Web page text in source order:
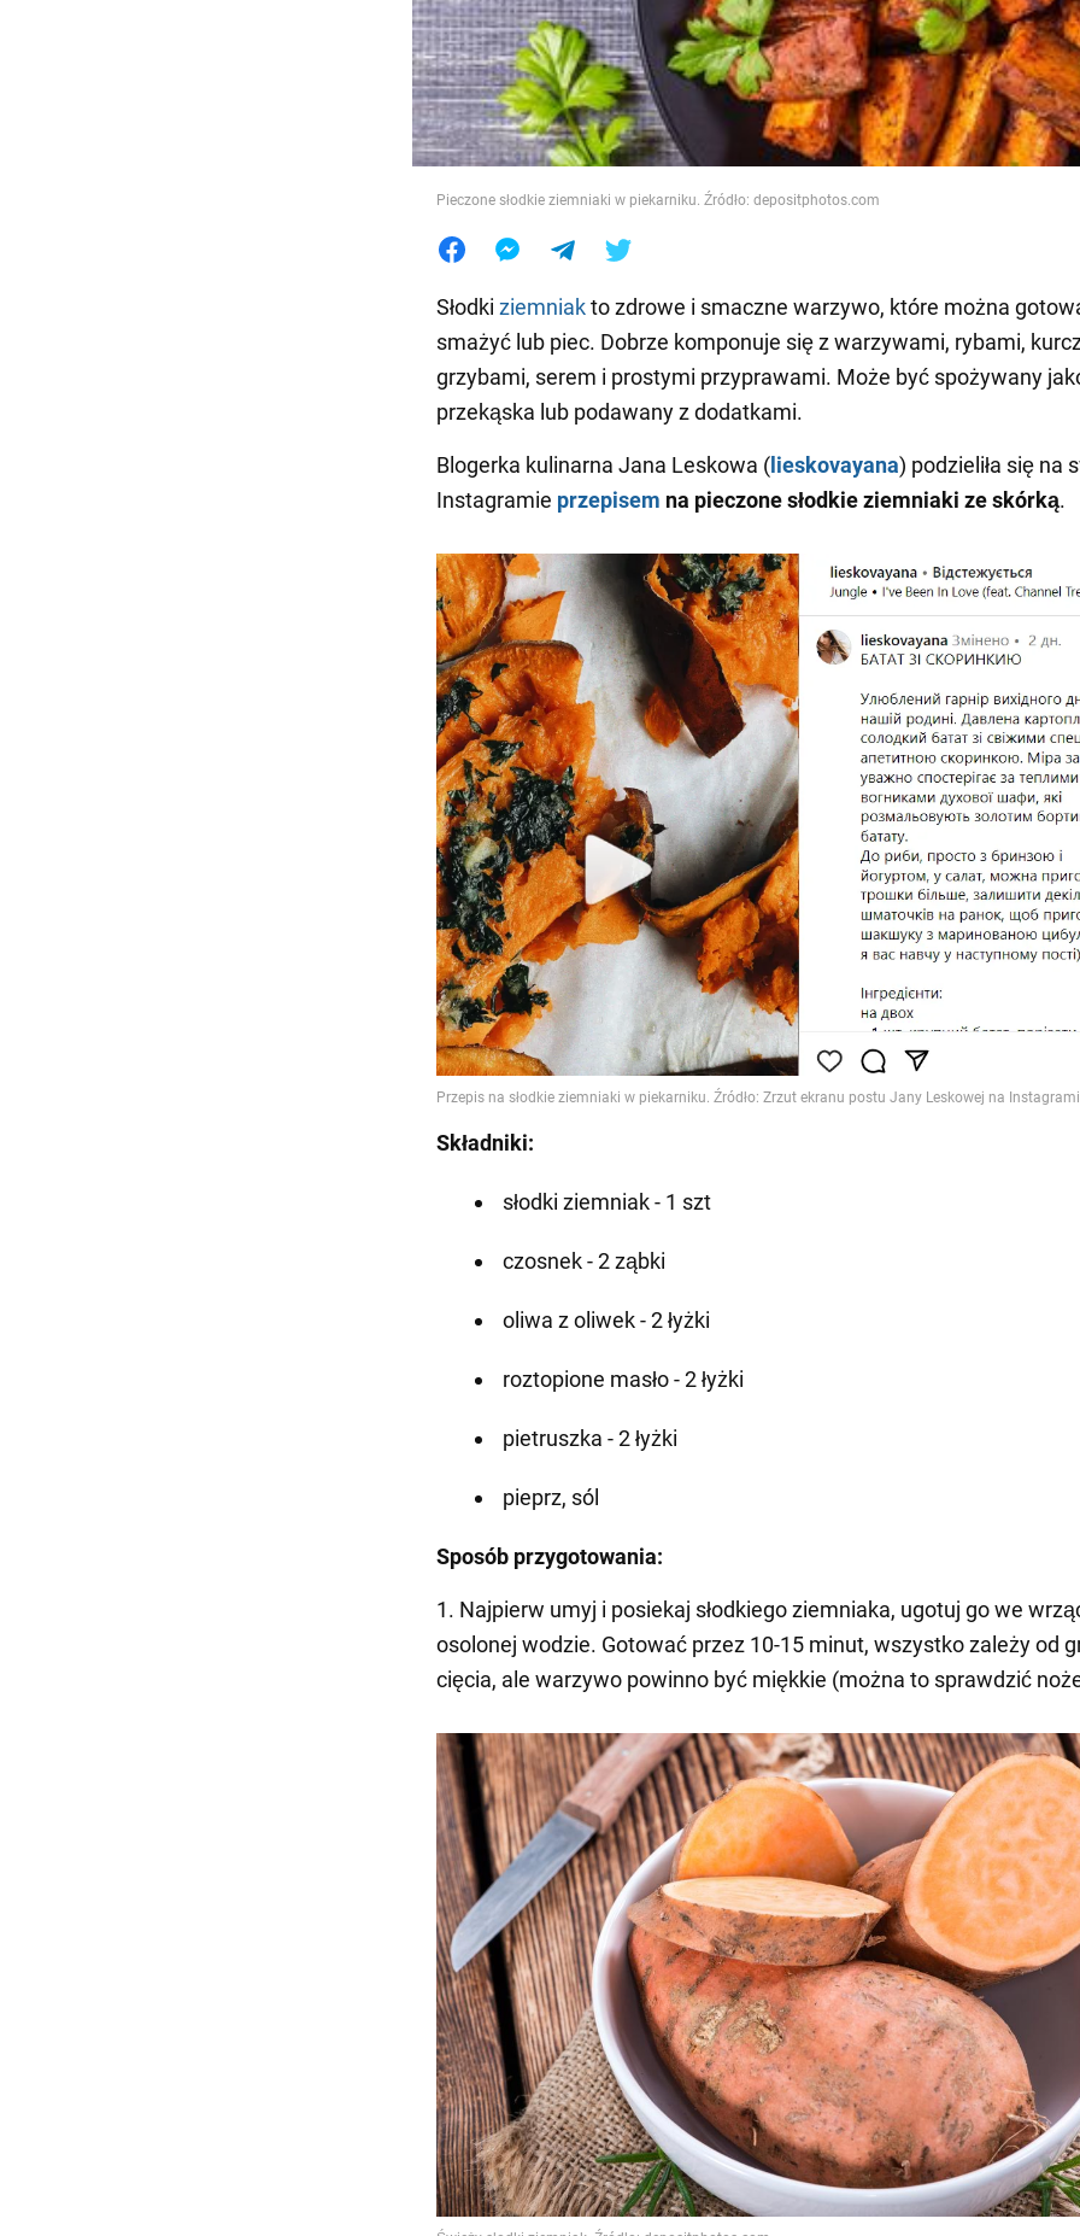
Jedzenie
Pieczone słodkie ziemniaki w piekarniku. Źródło: depositphotos.com
Słodki ziemniakto zdrowe i smaczne warzywo, które można
smażyć lub piec. Dobrze komponuje się z warzywami, rybami,
grzybami, serem i prostymi przyprawami. Może być spożywany
przekąska lub podawany z dodatkami.
Blogerka kulinarna Jana Leskowa ( lieskovayana) podzieliła się na
Instagramie przepisem na pieczone słodkie ziemniaki ze skórką.
Składniki:
słodki ziemniak - 1 szt
czosnek - 2 ząbki
oliwa z oliwek - 2 łyżki
roztopione masło - 2 łyżki
pietruszka - 2 łyżki
pieprz, sól
Sposób przygotowania:
1. Najpierw umyj i posiekaj słodkiego ziemniaka, ugotuj go we
osolonej wodzie. Gotować przez 10-15 minut, wszystko zależy od
cięcia, ale warzywo powinno być miękkie (można to sprawdzić